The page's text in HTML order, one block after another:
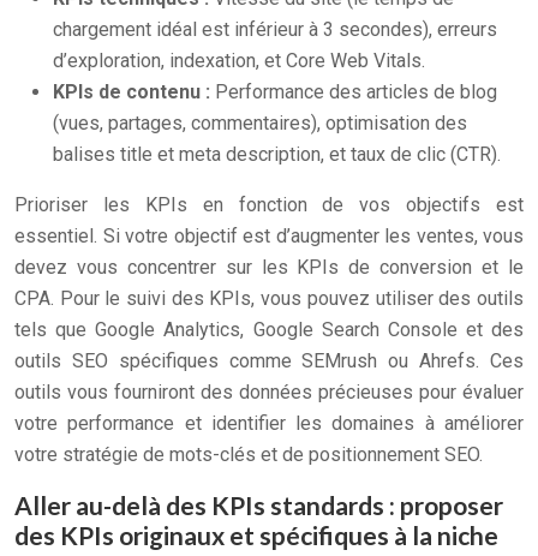
chargement idéal est inférieur à 3 secondes), erreurs
d’exploration, indexation, et Core Web Vitals.
KPIs de contenu : Performance des articles de blog
(vues, partages, commentaires), optimisation des
balises title et meta description, et taux de clic (CTR).
Prioriser les KPIs en fonction de vos objectifs est
essentiel. Si votre objectif est d’augmenter les ventes, vous
devez vous concentrer sur les KPIs de conversion et le
CPA. Pour le suivi des KPIs, vous pouvez utiliser des outils
tels que Google Analytics, Google Search Console et des
outils SEO spécifiques comme SEMrush ou Ahrefs. Ces
outils vous fourniront des données précieuses pour évaluer
votre performance et identifier les domaines à améliorer
votre stratégie de mots-clés et de positionnement SEO.
Aller au-delà des KPIs standards : proposer
des KPIs originaux et spécifiques à la niche